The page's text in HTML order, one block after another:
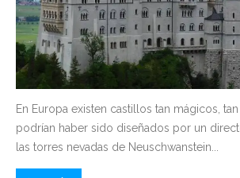
En Europa existen castillos tan mágicos,
podrían haber sido diseñados por un
las torres nevadas de Neuschwanstein...